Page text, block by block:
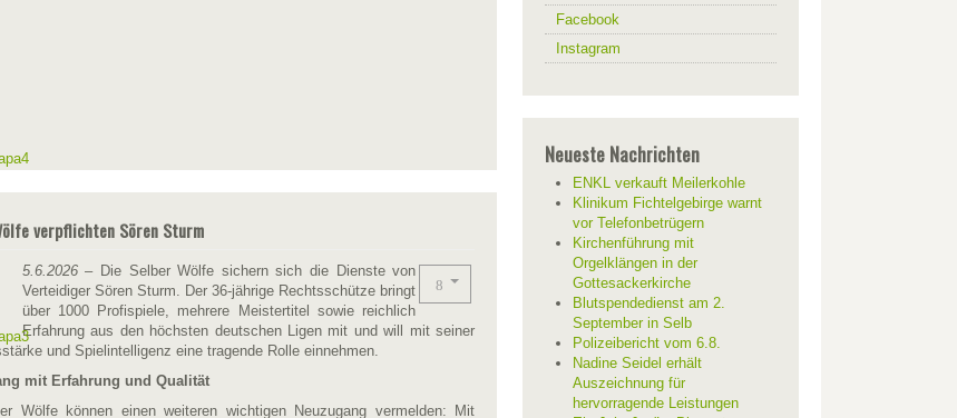
verpflichten Sören Sturm
5.6.2026– Die Selber Wölfe sichern sich die Dienste von
Verteidiger Sören Sturm. Der 36-jährige Rechtsschütze bringt
über 1000 Profispiele, mehrere Meistertitel sowie reichlich
Erfahrung aus den höchsten deutschen Ligen mit und will mit seiner
und Spielintelligenz eine tragende Rolle einnehmen.
mit Erfahrung und Qualität
Wölfe können einen weiteren wichtigen Neuzugang vermelden: Mit
Facebook
Instagram
Neueste Nachrichten
ENKL verkauft Meilerkohle
Klinikum Fichtelgebirge warnt
vor Telefonbetrügern
Kirchenführung mit
Orgelklängen in der
Gottesackerkirche
Blutspendedienst am 2.
September in Selb
Polizeibericht vom 6.8.
Nadine Seidel erhält
Auszeichnung für
hervorragende Leistungen